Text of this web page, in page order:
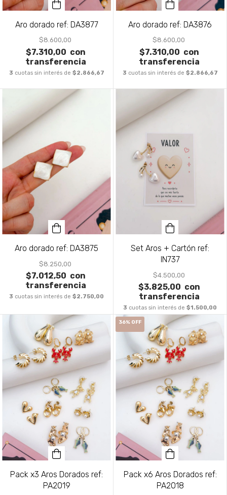
Aro dorado ref: DA3877
$8.600,00
$7.310,00 con
transferencia
3 cuotas sin interés de $2.866,67
Aro dorado ref: DA3876
$8.600,00
$7.310,00 con
transferencia
3 cuotas sin interés de $2.866,67
Aro dorado ref: DA3875
$8.250,00
$7.012,50 con
transferencia
3 cuotas sin interés de $2.750,00
Set Aros + Cartón ref:
IN737
$4.500,00
$3.825,00 con
transferencia
3 cuotas sin interés de $1.500,00
Pack x3 Aros Dorados ref:
PA2019
36% OFF
Pack x6 Aros Dorados ref:
PA2018